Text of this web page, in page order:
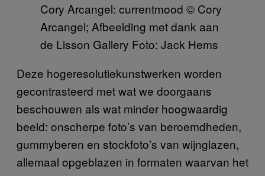
Cory Arcangel: currentmood © Cory
Arcangel; Afbeelding met dank aan
de Lisson Gallery Foto: Jack Hems
Deze hogeresolutiekunstwerken worden
gecontrasteerd met wat we doorgaans
beschouwen als wat minder hoogwaardig
beeld: onscherpe foto’s van beroemdheden,
gummyberen en stockfoto’s van wijnglazen,
allemaal opgeblazen in formaten waarvan het